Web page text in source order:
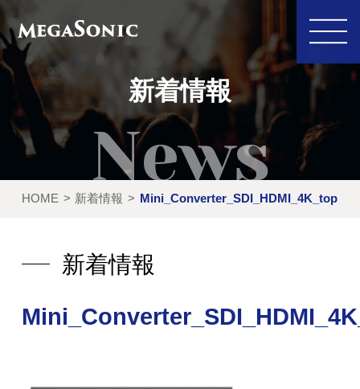
私たちにできること
イベント実績
レンタル製品
運営会社
新着情報
新着情報
HOME 新着情報 Mini_Converter_SDI_HDMI_4K_top
新着情報